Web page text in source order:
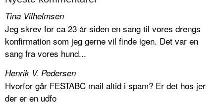
Tina Vilhelmsen
Jeg skrev for ca 23 år siden en sang til vores drengs
konfirmation som jeg gerne vil finde igen. Det var en
sang fra vores hund...
Henrik V. Pedersen
Hvorfor går FESTABC mail altid i spam? Er det hos jer
der er en udfo